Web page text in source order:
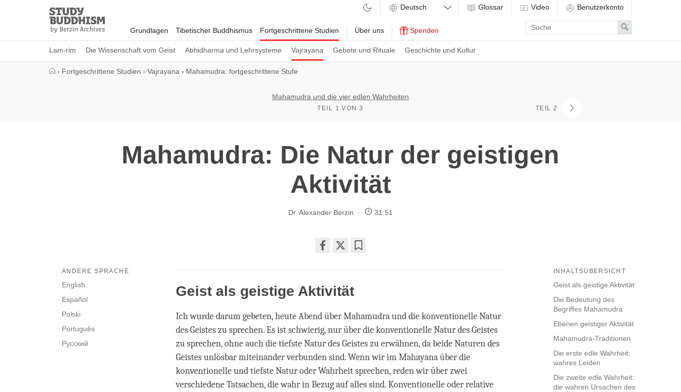
Study
Buddhism
Home
Grundlagen Tibetischer Buddhismus Fortgeschrittene Studien
Lam-rim Die Wissenschaft vom Geist Abhidharma und Lehrsysteme Vajrayana Gebete und Rituale Geschichte und Kultur
Über uns Spenden
Glossar Video Benutzerkonto
Enter
search
term
Search
› Fortgeschrittene Studien › Vajrayana › Mahamudra: fortgeschrittene Stufe
Mahamudra und die vier edlen Wahrheiten
TEIL 1 VON 3 TEIL 2
Mahamudra: Die Natur der geistigen
Aktivität
Dr. Alexander Berzin 31:51
on
facebook
INHALTSÜBERSICHT
Geist als geistige Aktivität
Die Bedeutung des
Begriffes Mahamudra
Ebenen geistiger Aktivität
Mahamudra-Traditionen
Die erste edle Wahrheit:
wahres Leiden
Die zweite edle Wahrheit:
die wahren Ursachen des
ANDERE SPRACHE
English
Español
Polski
Português
Русский
Geist als geistige Aktivität
Ich wurde darum gebeten, heute Abend über Mahamudra und die konventionelle Natur
des Geistes zu sprechen. Es ist schwierig, nur über die konventionelle Natur des Geistes
zu sprechen, ohne auch die tiefste Natur des Geistes zu erwähnen, da beide Naturen des
Geistes unlösbar miteinander verbunden sind. Wenn wir im Mahayana über die
konventionelle und tiefste Natur oder Wahrheit sprechen, reden wir über zwei
verschiedene Tatsachen, die wahr in Bezug auf alles sind. Konventionelle oder relative